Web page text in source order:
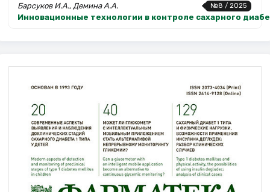
№8 / 2025
Барсуков И.А., Демина А.А.
Инновационные технологии в контроле сахарного